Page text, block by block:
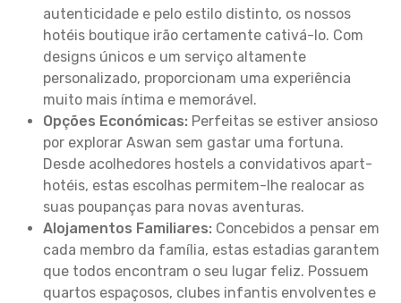
autenticidade e pelo estilo distinto, os nossos
hotéis boutique irão certamente cativá-lo. Com
designs únicos e um serviço altamente
personalizado, proporcionam uma experiência
muito mais íntima e memorável.
Opções Económicas: Perfeitas se estiver ansioso
por explorar Aswan sem gastar uma fortuna.
Desde acolhedores hostels a convidativos apart-
hotéis, estas escolhas permitem-lhe realocar as
suas poupanças para novas aventuras.
Alojamentos Familiares: Concebidos a pensar em
cada membro da família, estas estadias garantem
que todos encontram o seu lugar feliz. Possuem
quartos espaçosos, clubes infantis envolventes e